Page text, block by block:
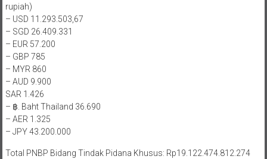
rupiah)
– USD 11.293.503,67
– SGD 26.409.331
– EUR 57.200
– GBP 785
– MYR 860
– AUD 9.900
SAR 1.426
– ฿. Baht Thailand 36.690
– AER 1.325
– JPY 43.200.000
Total PNBP Bidang Tindak Pidana Khusus: Rp19.122.474.812.274